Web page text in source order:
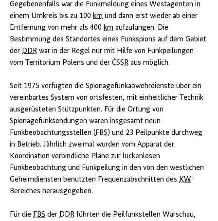
Gegebenenfalls war die Funkmeldung eines Westagenten in
einem Umkreis bis zu 100 km und dann erst wieder ab einer
Entfernung von mehr als 400 km aufzufangen. Die
Bestimmung des Standortes eines Funkspions auf dem Gebiet
der DDR war in der Regel nur mit Hilfe von Funkpeilungen
vom Territorium Polens und der ČSSR aus möglich.
Seit 1975 verfügten die Spionagefunkabwehrdienste über ein
vereinbartes System von ortsfesten, mit einheitlicher Technik
ausgerüsteten Stützpunkten. Für die Ortung von
Spionagefunksendungen waren insgesamt neun
Funkbeobachtungsstellen (FBS) und 23 Peilpunkte durchweg
in Betrieb. Jährlich zweimal wurden vom Apparat der
Koordination verbindliche Pläne zur lückenlosen
Funkbeobachtung und Funkpeilung in den von den westlichen
Geheimdiensten benutzten Frequenzabschnitten des KW-
Bereiches herausgegeben.
Für die FBS der DDR führten die Peilfunkstellen Warschau,